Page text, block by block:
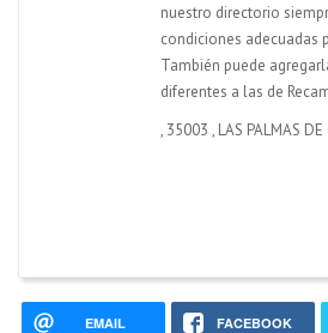
nuestro directorio
condiciones adecuadas
También puede
diferentes a las de
, 35003 , LAS PALMAS
EMAIL FACEBOOK